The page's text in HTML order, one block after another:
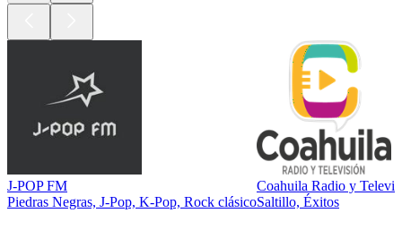
J-POP FM
Piedras Negras, J-Pop, K-Pop, Rock clásico
Coahuila Radio y
Saltillo, Éxitos